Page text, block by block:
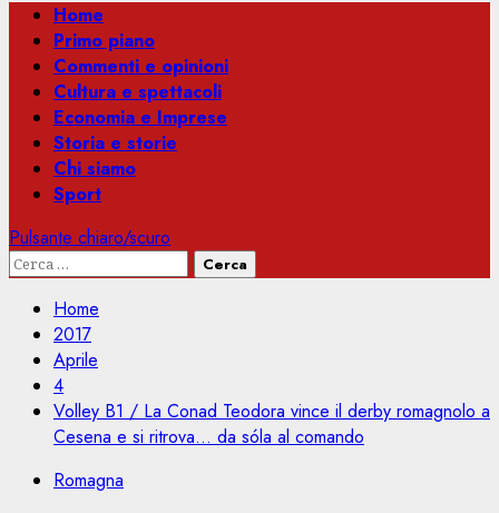
Menu
principale
Home
Primo piano
Commenti e opinioni
Cultura e spettacoli
Economia e Imprese
Storia e storie
Chi siamo
Sport
Pulsante chiaro/scuro
Ricerca
Home
2017
Aprile
4
Volley B1 / La Conad Teodora vince il derby romagnolo a
Cesena e si ritrova… da sóla al comando
Romagna